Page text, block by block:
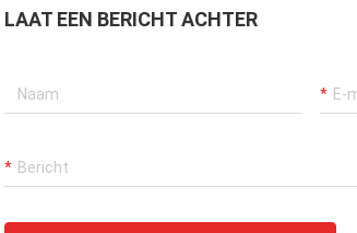
een
LAAT EEN BERICHT ACHTER